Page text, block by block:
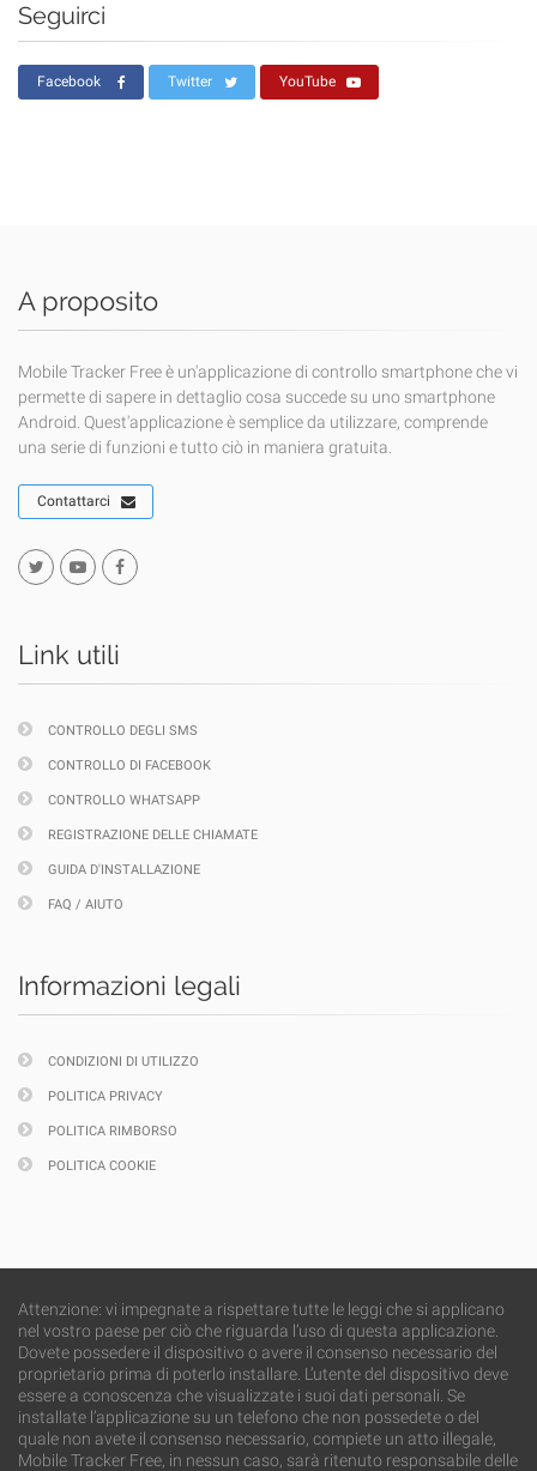
Seguirci
Facebook Twitter YouTube
A proposito
Mobile Tracker Free è un'applicazione di controllo smartphone che vi
permette di sapere in dettaglio cosa succede su uno smartphone
Android. Quest'applicazione è semplice da utilizzare, comprende
una serie di funzioni e tutto ciò in maniera gratuita.
Contattarci
Link utili
CONTROLLO DEGLI SMS
CONTROLLO DI FACEBOOK
CONTROLLO WHATSAPP
REGISTRAZIONE DELLE CHIAMATE
GUIDA D'INSTALLAZIONE
FAQ / AIUTO
Informazioni legali
CONDIZIONI DI UTILIZZO
POLITICA PRIVACY
POLITICA RIMBORSO
POLITICA COOKIE
Attenzione: vi impegnate a rispettare tutte le leggi che si applicano
nel vostro paese per ciò che riguarda l’uso di questa applicazione.
Dovete possedere il dispositivo o avere il consenso necessario del
proprietario prima di poterlo installare. L’utente del dispositivo deve
essere a conoscenza che visualizzate i suoi dati personali. Se
installate l’applicazione su un telefono che non possedete o del
quale non avete il consenso necessario, compiete un atto illegale,
Mobile Tracker Free, in nessun caso, sarà ritenuto responsabile delle